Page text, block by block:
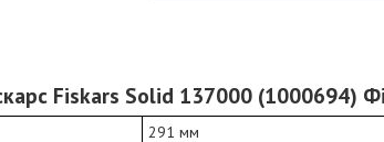
Fiskars Solid 137000 (1000694)
291 мм